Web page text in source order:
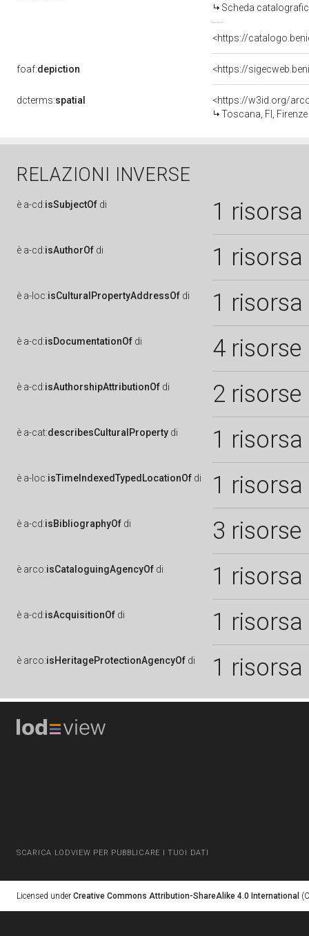
Scheda
<https://
foaf:depiction <https://
dcterms:spatial
<https://w3id.org/
Toscana, FI, Firenze
RELAZIONI INVERSE
è a-cd:isSubjectOf di 1 risorsa
è a-cd:isAuthorOf di 1 risorsa
è a-loc:isCulturalPropertyAddressOf di 1 risorsa
è a-cd:isDocumentationOf di 4 risorse
è a-cd:isAuthorshipAttributionOf di 2 risorse
è a-cat:describesCulturalProperty di 1 risorsa
è a-loc:isTimeIndexedTypedLocationOf di 1 risorsa
è a-cd:isBibliographyOf di 3 risorse
è arco:isCataloguingAgencyOf di 1 risorsa
è a-cd:isAcquisitionOf di 1 risorsa
è arco:isHeritageProtectionAgencyOf di 1 risorsa
SCARICA LODVIEW PER PUBBLICARE I TUOI DATI
Licensed under Creative Commons Attribution-ShareAlike 4.0 International